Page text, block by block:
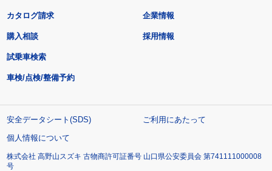
カタログ請求
購入相談
試乗車検索
車検/点検/整備予約
企業情報
採用情報
安全データシート(SDS)
ご利用にあたって
個人情報について
株式会社 高野山スズキ 古物商許可証番号 山口県公安委員会 第741111000008
号